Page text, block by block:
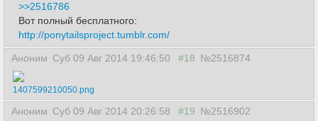
>>2516786
Вот полный бесплатного:
http://ponytailsproject.tumblr.com/
Аноним Суб 09 Авг 2014 19:46:50 #18 №2516874
1407599210050.png
Аноним Суб 09 Авг 2014 20:26:58 #19 №2516902